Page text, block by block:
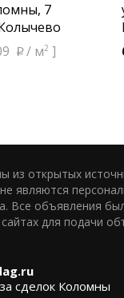
7
p / м2 ]
из открытых
являются
Все объявления
для подачи
сделок Коломны